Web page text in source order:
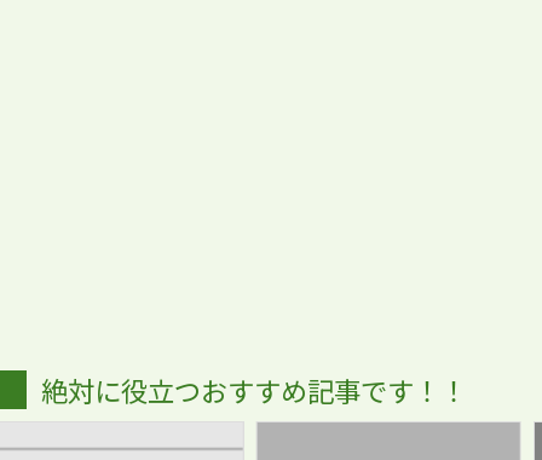
絶対に役立つおすすめ記事です！！